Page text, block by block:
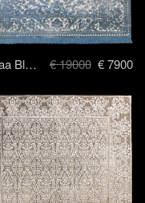
Angaa Blue - 250 x 300 cm € 19000 € 7900